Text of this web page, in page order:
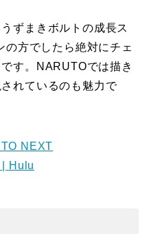
ずまきボルトの成長ス
の方でしたら絶対にチェ
す。NARUTOでは描き
れているのも魅力で
NEXT
| Hulu